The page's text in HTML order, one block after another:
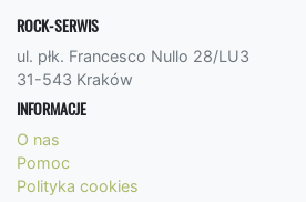
ROCK-SERWIS
ul. płk. Francesco Nullo 28/LU3
31-543 Kraków
INFORMACJE
O nas
Pomoc
Polityka cookies